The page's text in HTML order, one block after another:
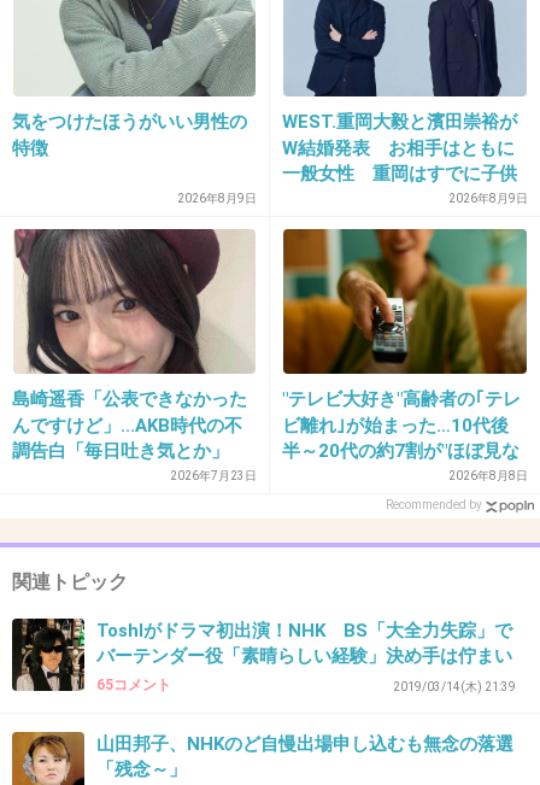
2026/07/08(水) 10:21:25
私はすきだよー！
+2 -6
39. 匿名2026/07/08(水) 10:21:42
>>27
北朝鮮と仲良くしろよ
+4 -1
40. 匿名2026/07/08(水) 10:21:49
金ないなら、ドラマやめれば？
41. 匿名2026/07/08(水) 10:22:34
>>36
韓日は兄妹の間柄
+0 -10
気をつけたほうがいい男性の
特徴
2026年8月9日
WEST.重岡大毅と濱田崇裕が
W結婚発表 お相手はともに
一般女性 重岡はすでに子供
2026年8月9日
島崎遥香「公表できなかった
んですけど」...AKB時代の不
調告白「毎日吐き気とか」
握手会休むと「叩かれる」
2026年7月23日
"テレビ大好き"高齢者の｢テレ
ビ離れ｣が始まった…10代後
半～20代の約7割が"ほぼ見な
い"衝撃の最新データ2026年8月8日
Recommended by
関連トピック
Toshlがドラマ初出演！NHK BS「大全力失踪」で
バーテンダー役「素晴らしい経験」決め手は佇まい
65コメント 2019/03/14(木) 21:39
山田邦子、NHKのど自慢出場申し込むも無念の落選
「残念～」